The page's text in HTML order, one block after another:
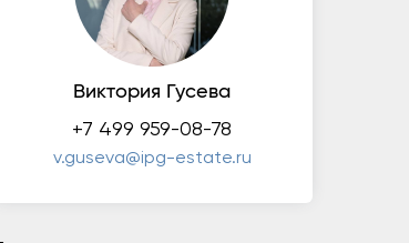
Виктория Гусева
+7 499 959-08-78
v.guseva@ipg-estate.ru